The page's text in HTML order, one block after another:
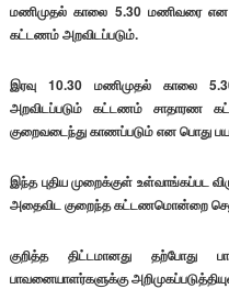
மணிமுதல் காலை 5.30 மணிவரை என
கட்டணம் அறவிடப்படும்.
இரவு 10.30 மணிமுதல் காலை
அறவிடப்படும் கட்டணம் சாதாரண
குறைவடைந்து காணப்படும் என பொது
இந்த புதிய முறைக்குள் உள்வாங்கப்பட
அதைவிட குறைந்த கட்டணமொன்றை
குறித்த திட்டமானது தற்போது
பாவனையாளர்களுக்கு